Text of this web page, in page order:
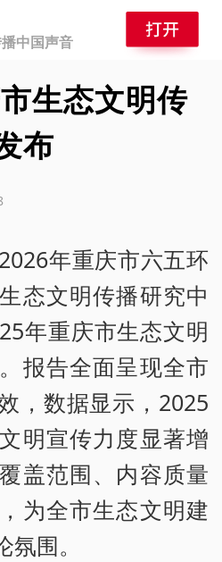
中国声音
生态文明传
布
年重庆市六五环
态文明传播研究中
年重庆市生态文明
报告全面呈现全市
，数据显示，2025
明宣传力度显著增
盖范围、内容质量
为全市生态文明建
围。